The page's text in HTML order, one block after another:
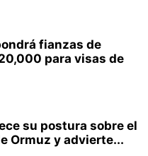
fianzas de
para visas de
su postura sobre el
Ormuz y advierte...